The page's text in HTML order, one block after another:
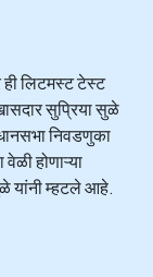
ही लिटमस्ट टेस्ट
सुप्रिया सुळे
निवडणुका
होणाऱ्या
यांनी म्हटले आहे.